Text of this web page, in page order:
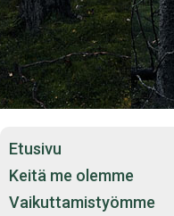
Siirry
sisältöön
Etusivu
Keitä me olemme
Vaikuttamistyömme